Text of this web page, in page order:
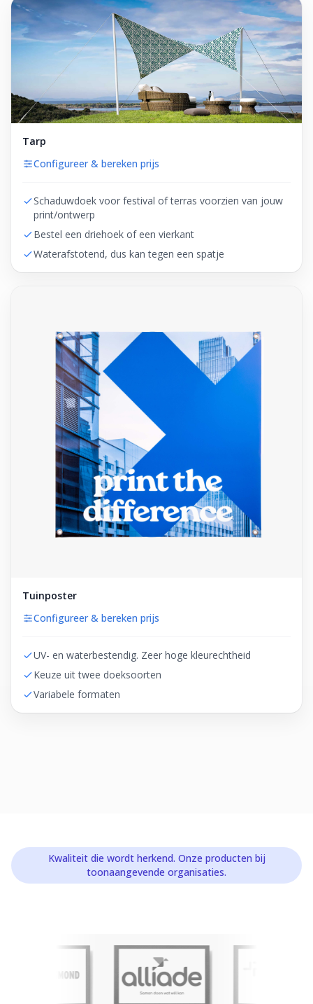
Tarp
Configureer & bereken prijs
Schaduwdoek voor festival of terras voorzien van jouw
print/ontwerp
Bestel een driehoek of een vierkant
Waterafstotend, dus kan tegen een spatje
Tuinposter
Configureer & bereken prijs
UV- en waterbestendig. Zeer hoge kleurechtheid
Keuze uit twee doeksoorten
Variabele formaten
Kwaliteit die wordt herkend. Onze producten bij
toonaangevende organisaties.